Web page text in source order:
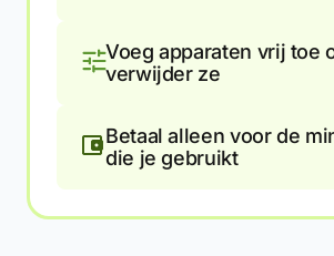
Voeg apparaten vrij toe
verwijder ze
Betaal alleen voor de
die je gebruikt